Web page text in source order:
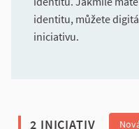
identitu, můžete
iniciativu.
2 INICIATIV